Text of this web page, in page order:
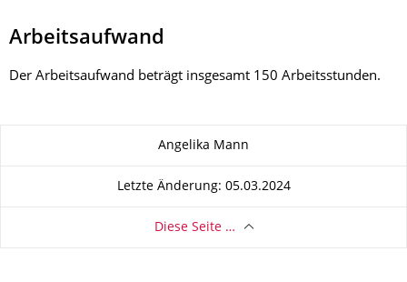
Arbeitsaufwand
Der Arbeitsaufwand beträgt insgesamt 150 Arbeitsstunden.
Angelika Mann
Letzte Änderung: 05.03.2024
Diese Seite …